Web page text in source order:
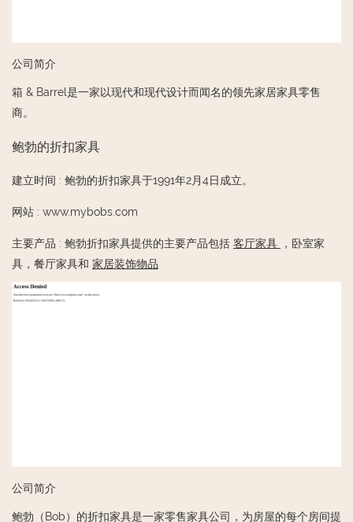
公司简介
箱 & Barrel是一家以现代和现代设计而闻名的领先家居家具零售
商。
鲍勃的折扣家具
建立时间 : 鲍勃的折扣家具于1991年2月4日成立。
网站 : www.mybobs.com
主要产品 : 鲍勃折扣家具提供的主要产品包括 客厅家具
，卧室家
具，餐厅家具和 家居装饰物品
公司简介
鲍勃（Bob）的折扣家具是一家零售家具公司，为房屋的每个房间提